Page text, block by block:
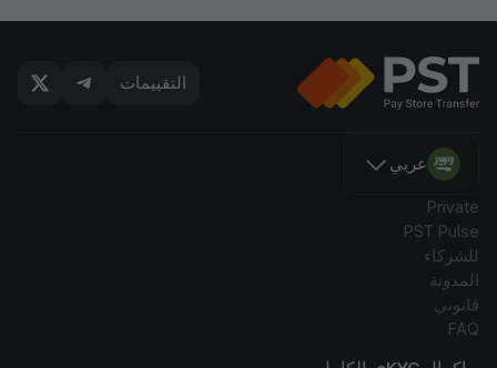
التقييمات
عربي
Private
PST Pulse
للشركاء
المدونة
قانوني
FAQ